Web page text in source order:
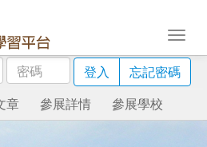
密
碼
登入
忘記密碼
章 參展詳情 參展學校